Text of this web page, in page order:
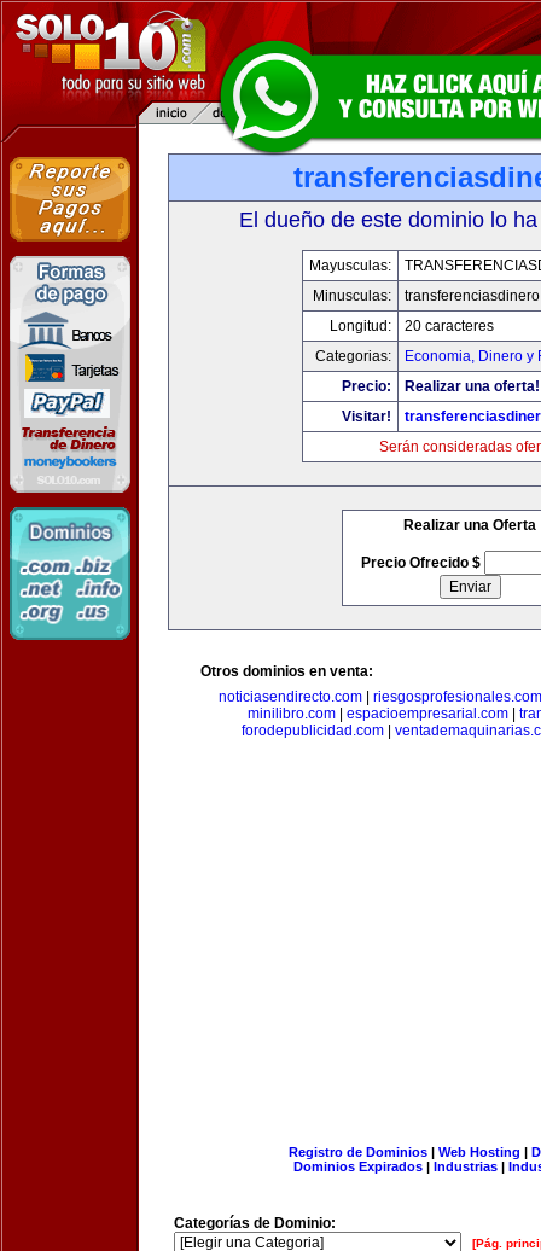
El dueño de este dominio lo
Mayusculas:
Minusculas:
Longitud:
20 caracteres
Categorias:
Economia, Dinero y
Precio:
Realizar una oferta!
Visitar!
Serán consideradas
Realizar una Oferta
Precio Ofrecido $
Otros dominios en venta:
noticiasendirecto.com
riesgosprofesionales.com
minilibro.com| espacioempresarial.com|
forodepublicidad.com|
Registro de Dominios| Web Hosting |
Dominios Expirados | Industrias |
Categorías de Dominio:
[Pág.